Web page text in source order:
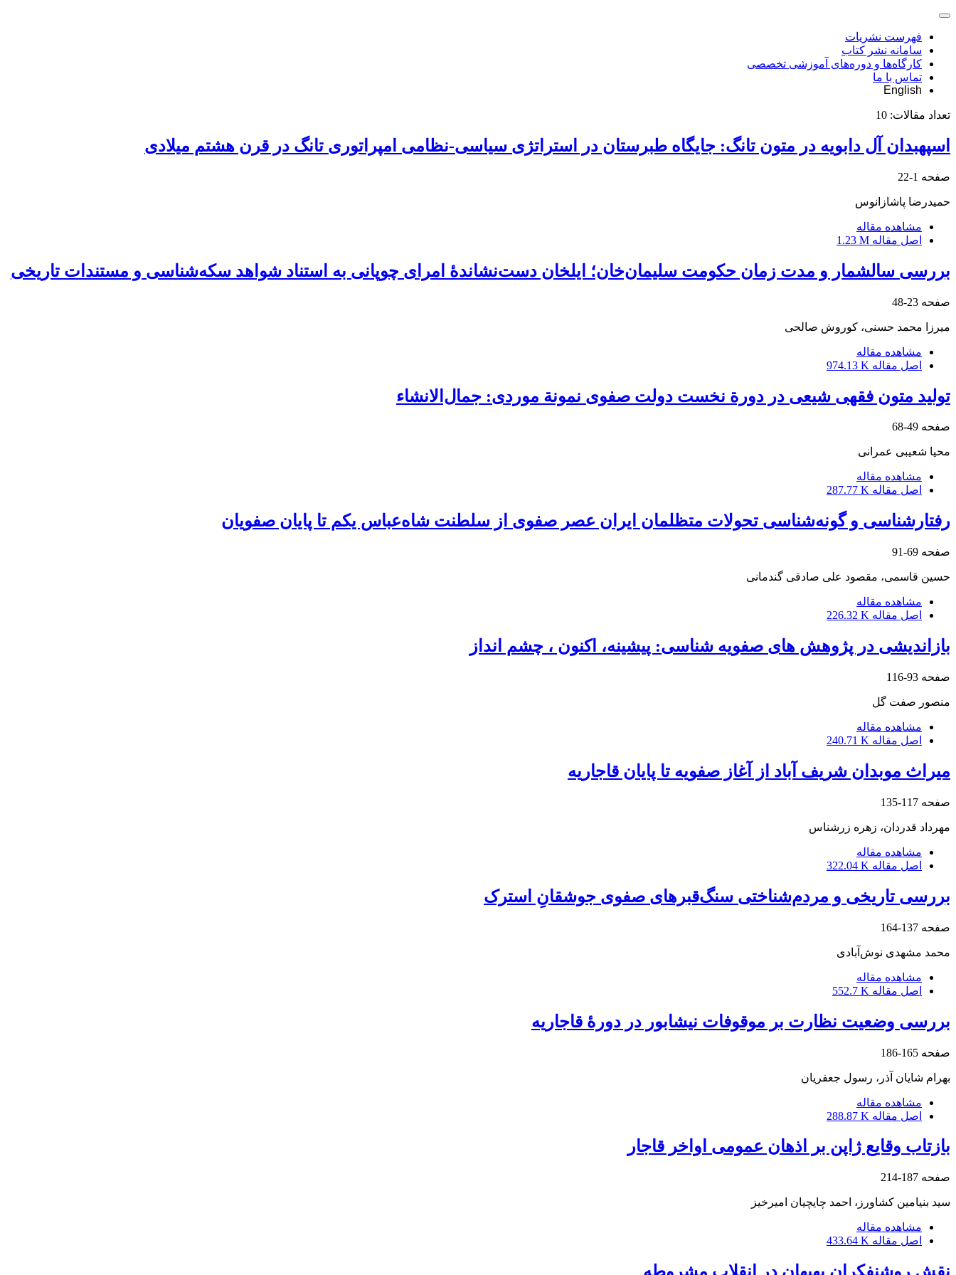
فهرست نشریات
سامانه نشر کتاب
کارگاه‌ها و دوره‌های آموزشی تخصصی
تماس با ما
English
تعداد مقالات: 10
اسپهبدان آل دابویه در متون تانگ: جایگاه طبرستان در استراتژی سیاسی-نظامی امپراتوری تانگ در قرن هشتم میلادی
صفحه 1-22
حمیدرضا پاشازانوس
مشاهده مقاله
اصل مقاله 1.23 M
بررسی سالشمار و مدت زمان حکومت سلیمان‌خان؛ ایلخان دست‌نشاندۀ امرای چوپانی به استناد شواهد سکه‌شناسی و مستندات تاریخی
صفحه 23-48
میرزا محمد حسنی، کوروش صالحی
مشاهده مقاله
اصل مقاله 974.13 K
تولید متون فقهی شیعی در دورة نخست دولت صفوی نمونة موردی: جمال‌الانشاء
صفحه 49-68
محیا شعیبی عمرانی
مشاهده مقاله
اصل مقاله 287.77 K
رفتارشناسی و گونه‌شناسی تحولات متظلمان ایران عصر صفوی از سلطنت شاه‌‌عباس یکم تا پایان صفویان
صفحه 69-91
حسین قاسمی، مقصود علی صادقی گندمانی
مشاهده مقاله
اصل مقاله 226.32 K
بازاندیشی در پژوهش های صفویه شناسی: پیشینه، اکنون ، چشم انداز
صفحه 93-116
منصور صفت گل
مشاهده مقاله
اصل مقاله 240.71 K
میراث موبدان شریف آباد از آغاز صفویه تا پایان قاجاریه
صفحه 117-135
مهرداد قدردان، زهره زرشناس
مشاهده مقاله
اصل مقاله 322.04 K
بررسی تاریخی و مردم‌شناختی سنگ‌قبرهای صفوی جوشقانِ استرک
صفحه 137-164
محمد مشهدی نوش‌آبادی
مشاهده مقاله
اصل مقاله 552.7 K
بررسی وضعیت نظارت بر موقوفات نیشابور در دورۀ قاجاریه
صفحه 165-186
بهرام شایان آذر، رسول جعفریان
مشاهده مقاله
اصل مقاله 288.87 K
بازتاب وقایع ژاپن بر اذهان عمومی اواخر قاجار
صفحه 187-214
سید بنیامین کشاورز، احمد چایچیان امیرخیز
مشاهده مقاله
اصل مقاله 433.64 K